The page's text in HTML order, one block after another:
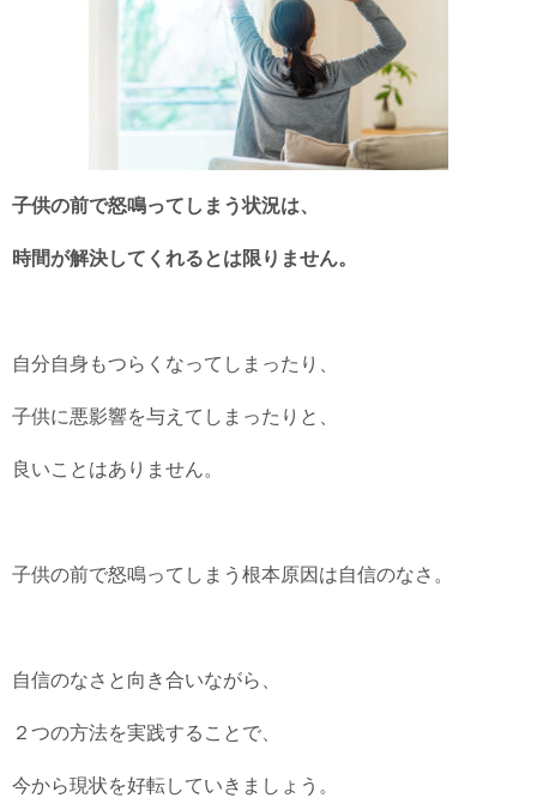
子供の前で怒鳴ってしまう状況は、
時間が解決してくれるとは限りません。
自分自身もつらくなってしまったり、
子供に悪影響を与えてしまったりと、
良いことはありません。
子供の前で怒鳴ってしまう根本原因は自信のなさ。
自信のなさと向き合いながら、
２つの方法を実践することで、
今から現状を好転していきましょう。